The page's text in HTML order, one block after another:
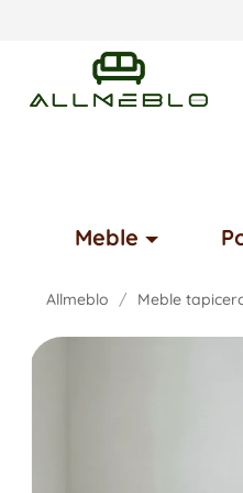
Meble
Allmeblo Meble